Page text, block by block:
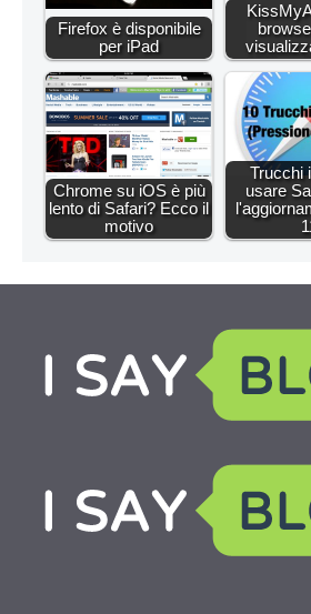
Firefox è disponibile
per iPad
Chrome su iOS è più
lento di Safari? Ecco il
motivo
Trucchi
usare